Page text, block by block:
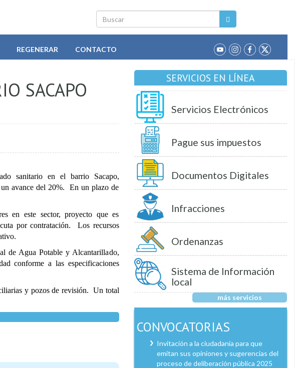
Buscar
REGENERAR CONTACTO
SACAPO
sanitario en el barrio Sacapo,
un avance del 20%. En un plazo de
en este sector, proyecto que es
por contratación. Los recursos
de Agua Potable y Alcantarillado,
conforme a las especificaciones
y pozos de revisión. Un total
SERVICIOS EN LÍNEA
Servicios Electrónicos
Pague sus impuestos
Documentos Digitales
Infracciones
Ordenanzas
Sistema de Información
local
más servicios
CONVOCATORIAS
Invitación a la ciudadanía para que
emitan sus opiniones y sugerencias del
proceso de deliberación pública 2025